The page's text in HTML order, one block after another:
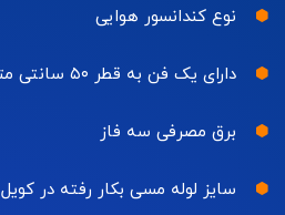
نوع کندانسور هوایی
دارای یک فن به قطر ۵۰ سانتی متر
برق مصرفی سه فاز
سایز لوله مسی بکار رفته در کویل ۳٫۸ اینچ